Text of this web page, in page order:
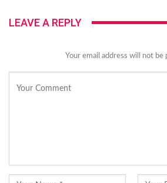
LEAVE A REPLY
Your email address will not be